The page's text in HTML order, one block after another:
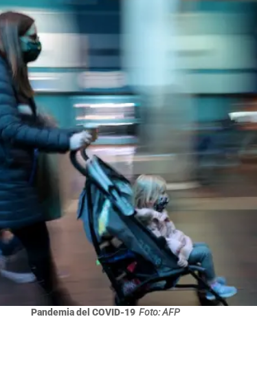
Pandemia del COVID-19 Foto: AFP